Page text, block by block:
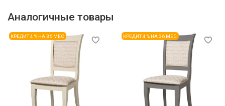
Аналогичные товары
КРЕДИТ 4 % НА 36 МЕС КРЕДИТ 4 % НА 36 МЕС